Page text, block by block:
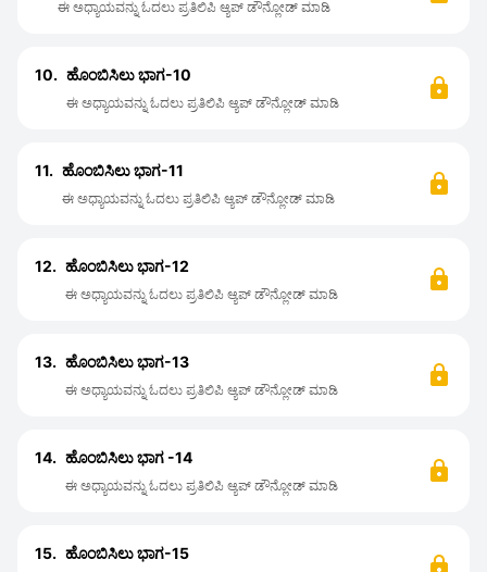
ಈ ಅಧ್ಯಾಯವನ್ನು ಓದಲು ಪ್ರತಿಲಿಪಿ ಆ್ಯಪ್ ಡೌನ್ಲೋಡ್ ಮಾಡಿ
10. ಹೊಂಬಿಸಿಲು ಭಾಗ-10
ಈ ಅಧ್ಯಾಯವನ್ನು ಓದಲು ಪ್ರತಿಲಿಪಿ ಆ್ಯಪ್ ಡೌನ್ಲೋಡ್ ಮಾಡಿ
11. ಹೊಂಬಿಸಿಲು ಭಾಗ-11
ಈ ಅಧ್ಯಾಯವನ್ನು ಓದಲು ಪ್ರತಿಲಿಪಿ ಆ್ಯಪ್ ಡೌನ್ಲೋಡ್ ಮಾಡಿ
12. ಹೊಂಬಿಸಿಲು ಭಾಗ-12
ಈ ಅಧ್ಯಾಯವನ್ನು ಓದಲು ಪ್ರತಿಲಿಪಿ ಆ್ಯಪ್ ಡೌನ್ಲೋಡ್ ಮಾಡಿ
13. ಹೊಂಬಿಸಿಲು ಭಾಗ-13
ಈ ಅಧ್ಯಾಯವನ್ನು ಓದಲು ಪ್ರತಿಲಿಪಿ ಆ್ಯಪ್ ಡೌನ್ಲೋಡ್ ಮಾಡಿ
14. ಹೊಂಬಿಸಿಲು ಭಾಗ -14
ಈ ಅಧ್ಯಾಯವನ್ನು ಓದಲು ಪ್ರತಿಲಿಪಿ ಆ್ಯಪ್ ಡೌನ್ಲೋಡ್ ಮಾಡಿ
15. ಹೊಂಬಿಸಿಲು ಭಾಗ-15